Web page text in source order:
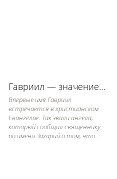
Гавриил — значение имени, его судьба и характер
Впервые имя Гавриил
встречается в христианском
Евангелие. Так звали ангела,
который сообщил священнику
по имени Захарий о том, что...